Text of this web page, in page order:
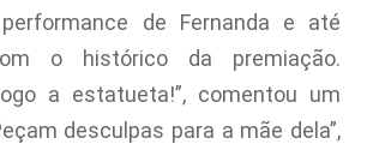
de Fernanda e até
o histórico da premiação.
a estatueta!”, comentou um
desculpas para a mãe dela”,